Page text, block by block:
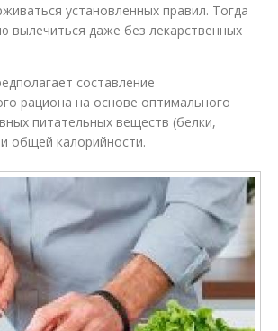
установленных правил. Тогда
вылечиться даже без лекарственных
составление
рациона на основе оптимального
питательных веществ (белки,
общей калорийности.